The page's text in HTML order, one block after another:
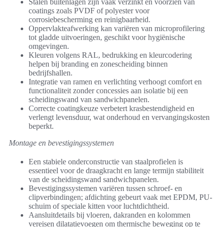
Stalen buitenlagen zijn vaak verzinkt en voorzien van
coatings zoals PVDF of polyester voor
corrosiebescherming en reinigbaarheid.
Oppervlakteafwerking kan variëren van microprofilering
tot gladde uitvoeringen, geschikt voor hygiënische
omgevingen.
Kleuren volgens RAL, bedrukking en kleurcodering
helpen bij branding en zonescheiding binnen
bedrijfshallen.
Integratie van ramen en verlichting verhoogt comfort en
functionaliteit zonder concessies aan isolatie bij een
scheidingswand van sandwichpanelen.
Correcte coatingkeuze verbetert krasbestendigheid en
verlengt levensduur, wat onderhoud en vervangingskosten
beperkt.
Montage en bevestigingssystemen
Een stabiele onderconstructie van staalprofielen is
essentieel voor de draagkracht en lange termijn stabiliteit
van de scheidingswand sandwichpanelen.
Bevestigingssystemen variëren tussen schroef- en
clipverbindingen; afdichting gebeurt vaak met EPDM, PU-
schuim of speciale kitten voor luchtdichtheid.
Aansluitdetails bij vloeren, dakranden en kolommen
vereisen dilatatievoegen om thermische beweging op te